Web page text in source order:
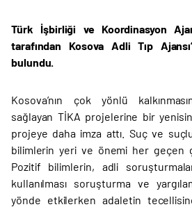
Türk İşbirliği ve Koordinasyon
tarafından Kosova Adli Tıp
bulundu.
Kosova’nın çok yönlü
sağlayan TİKA projelerine bir
projeye daha imza attı. Suç ve
bilimlerin yeri ve önemi her geçen
Pozitif bilimlerin, adli
kullanılması soruşturma ve
yönde etkilerken adaletin